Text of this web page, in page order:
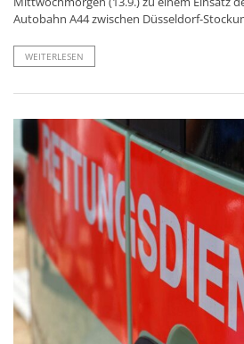
Autobahn A44 zwischen Düsseldorf-
WEITERLESEN